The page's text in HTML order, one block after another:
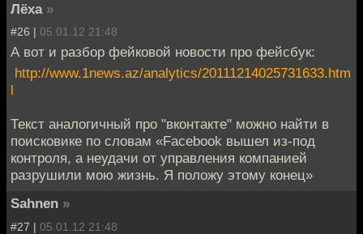
Лёха »
#26 | 05.01.12 21:48
А вот и разбор фейковой новости про фейсбук:
http://www.1news.az/analytics/20111214025731633.htm
l
Текст аналогичный про "вконтакте" можно найти в
поисковике по словам «Facebook вышел из-под
контроля, а неудачи от управления компанией
разрушили мою жизнь. Я положу этому конец»
Sahnen »
#27 | 05.01.12 21:48